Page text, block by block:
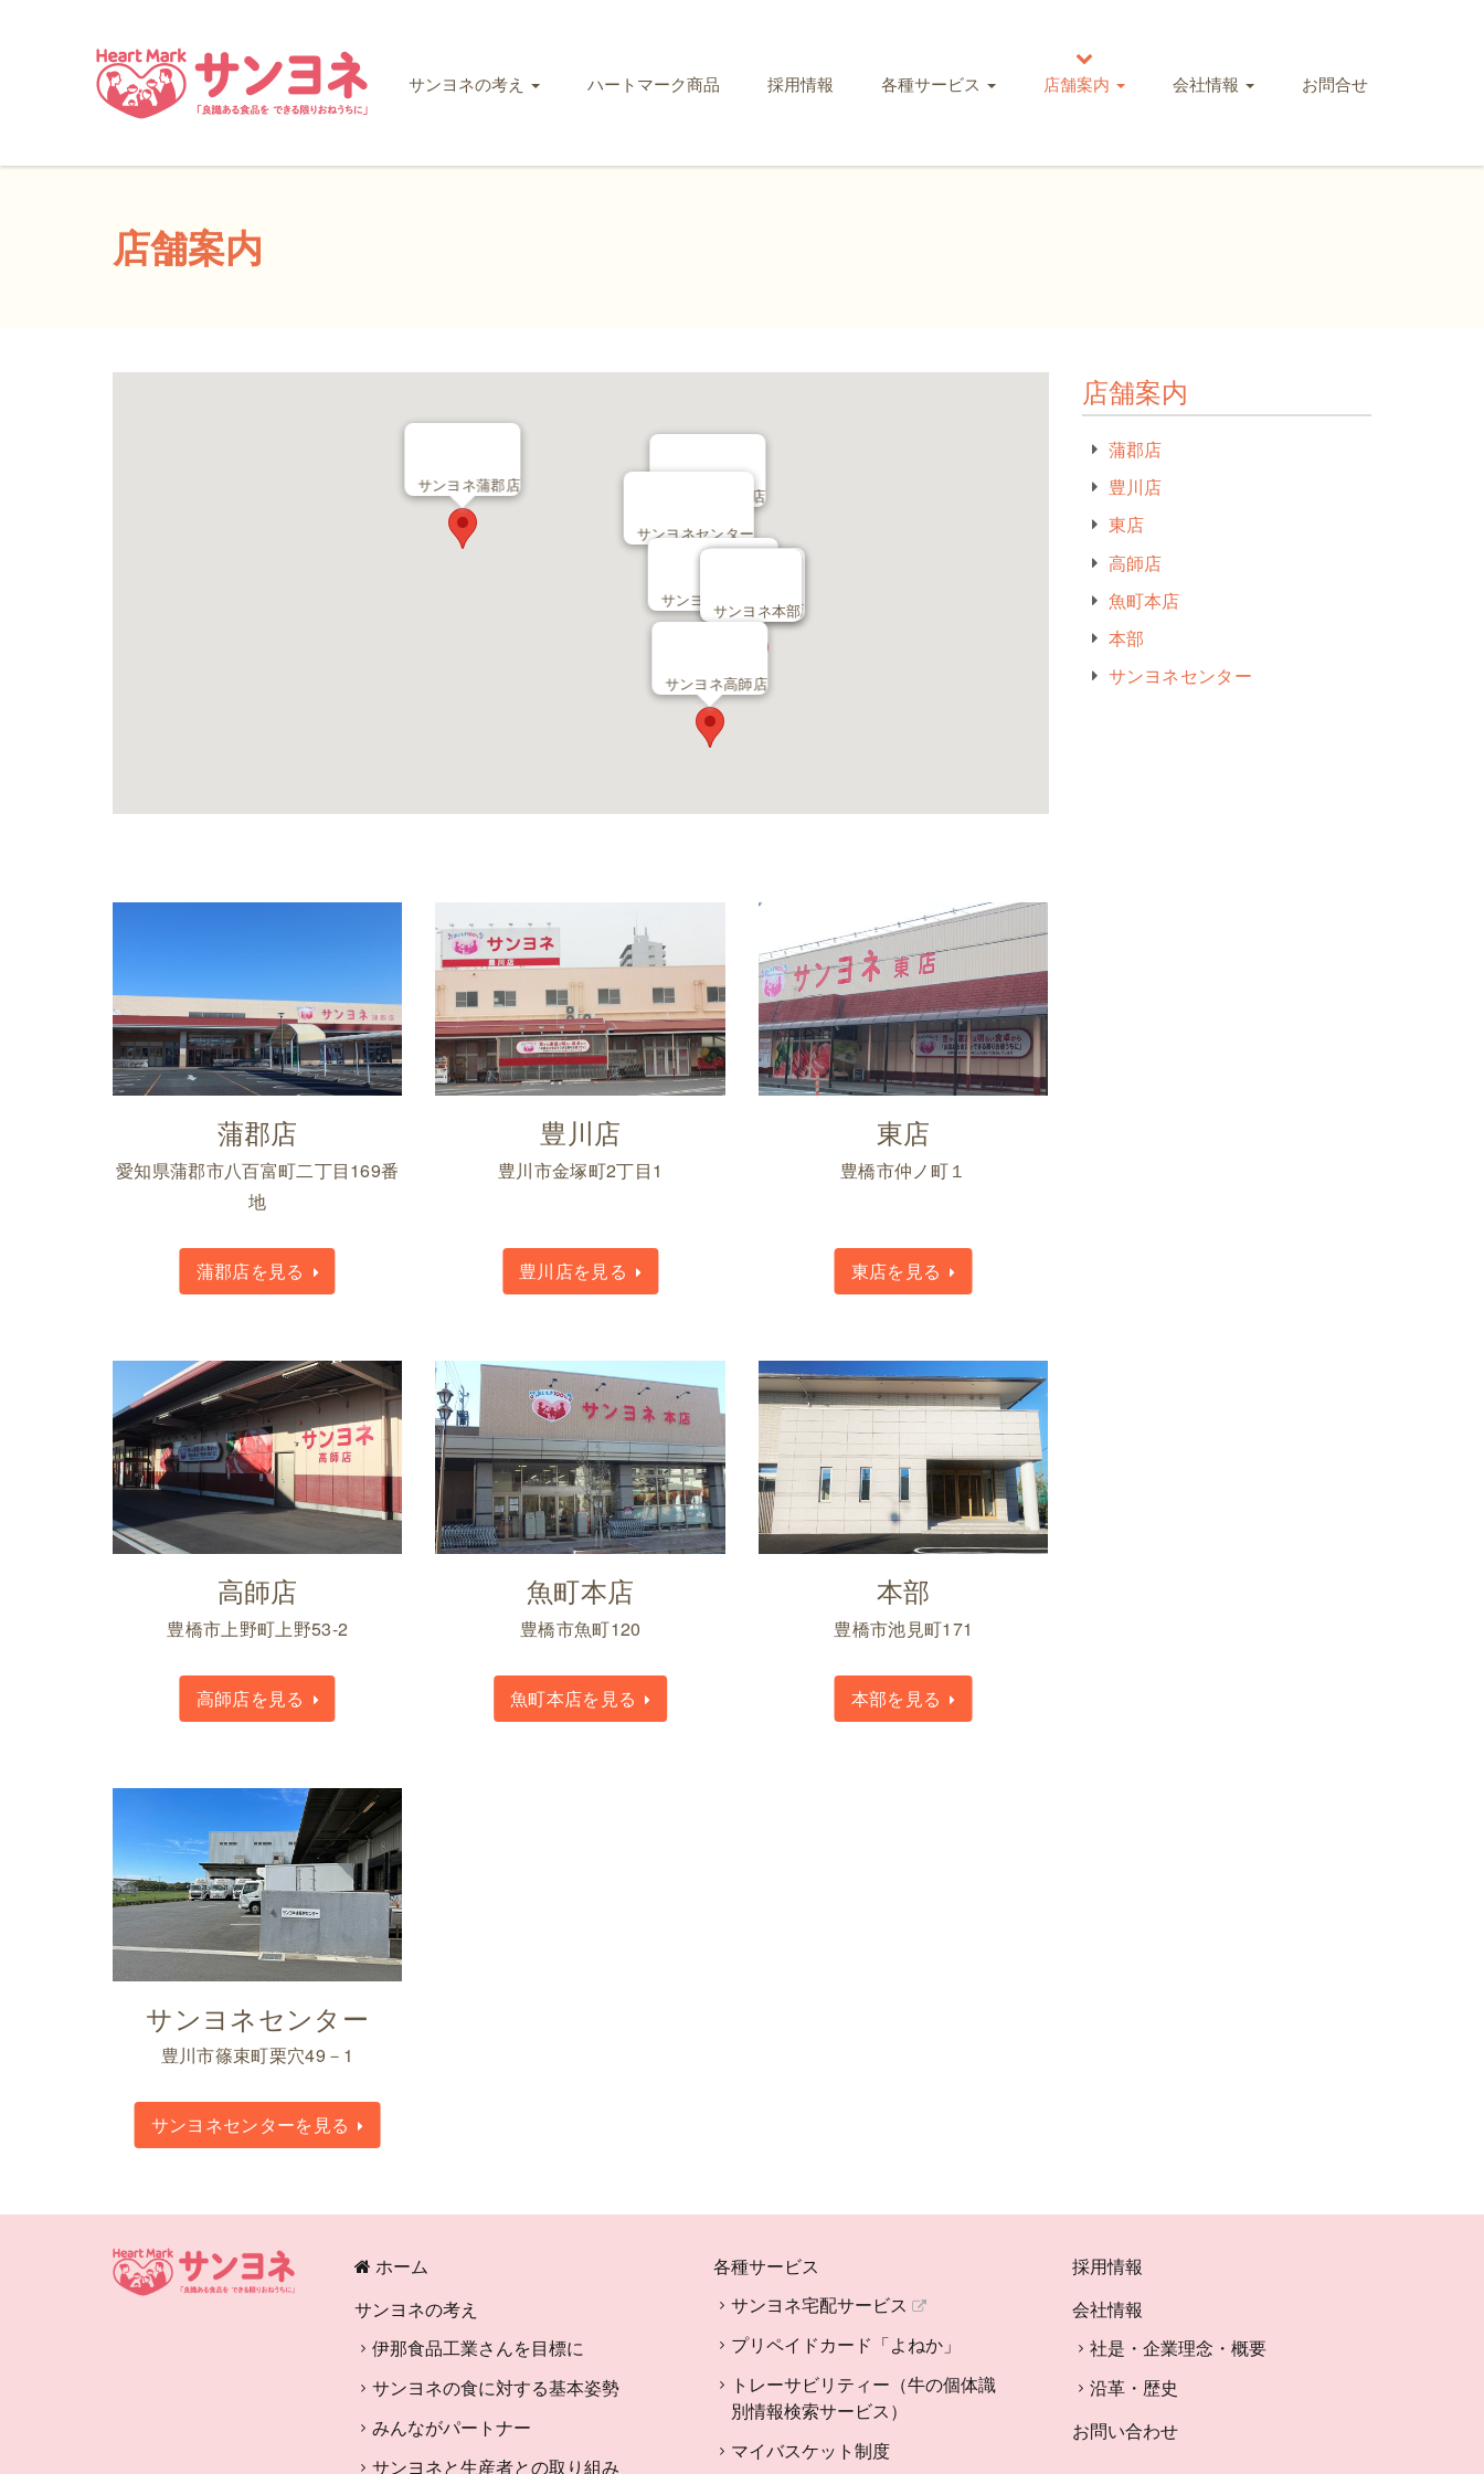
サンヨネの考え ハートマーク商品 採用情報 各種サービス 店舗案内 会社情報 お問合せ
店舗案内
サンヨネ本部
サンヨネ東店
サンヨネ蒲郡店
サンヨネ豊川店
サンヨネ高師店
サンヨネ魚町本店
サンヨネセンター
蒲郡店
愛知県蒲郡市八百富町二丁目169番
地
蒲郡店を見る
豊川店
豊川市金塚町2丁目1
豊川店を見る
東店
豊橋市仲ノ町１
東店を見る
高師店
豊橋市上野町上野53-2
高師店を見る
魚町本店
豊橋市魚町120
魚町本店を見る
本部
豊橋市池見町171
本部を見る
サンヨネセンター
豊川市篠束町栗穴49－1
サンヨネセンターを見る
店舗案内
蒲郡店
豊川店
東店
高師店
魚町本店
本部
サンヨネセンター
ホーム
サンヨネの考え
伊那食品工業さんを目標に
サンヨネの食に対する基本姿勢
みんながパートナー
サンヨネと生産者との取り組み
各種サービス
サンヨネ宅配サービス
プリペイドカード「よねか」
トレーサビリティー（牛の個体識
別情報検索サービス）
マイバスケット制度
採用情報
会社情報
社是・企業理念・概要
沿革・歴史
お問い合わせ